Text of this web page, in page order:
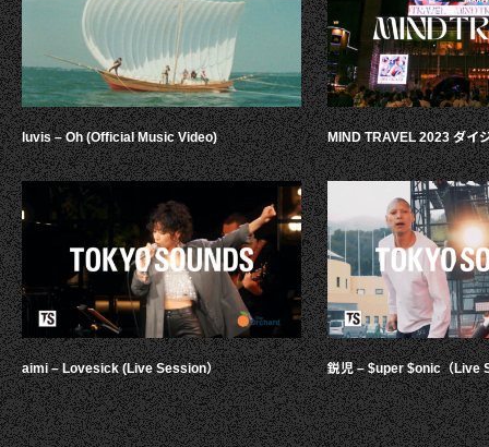
luvis – Oh (Official Music Video)
aimi – Lovesick (Live Session）
MIND TRAVEL 2023 ダイ
鋭児 – $uper $onic（Live